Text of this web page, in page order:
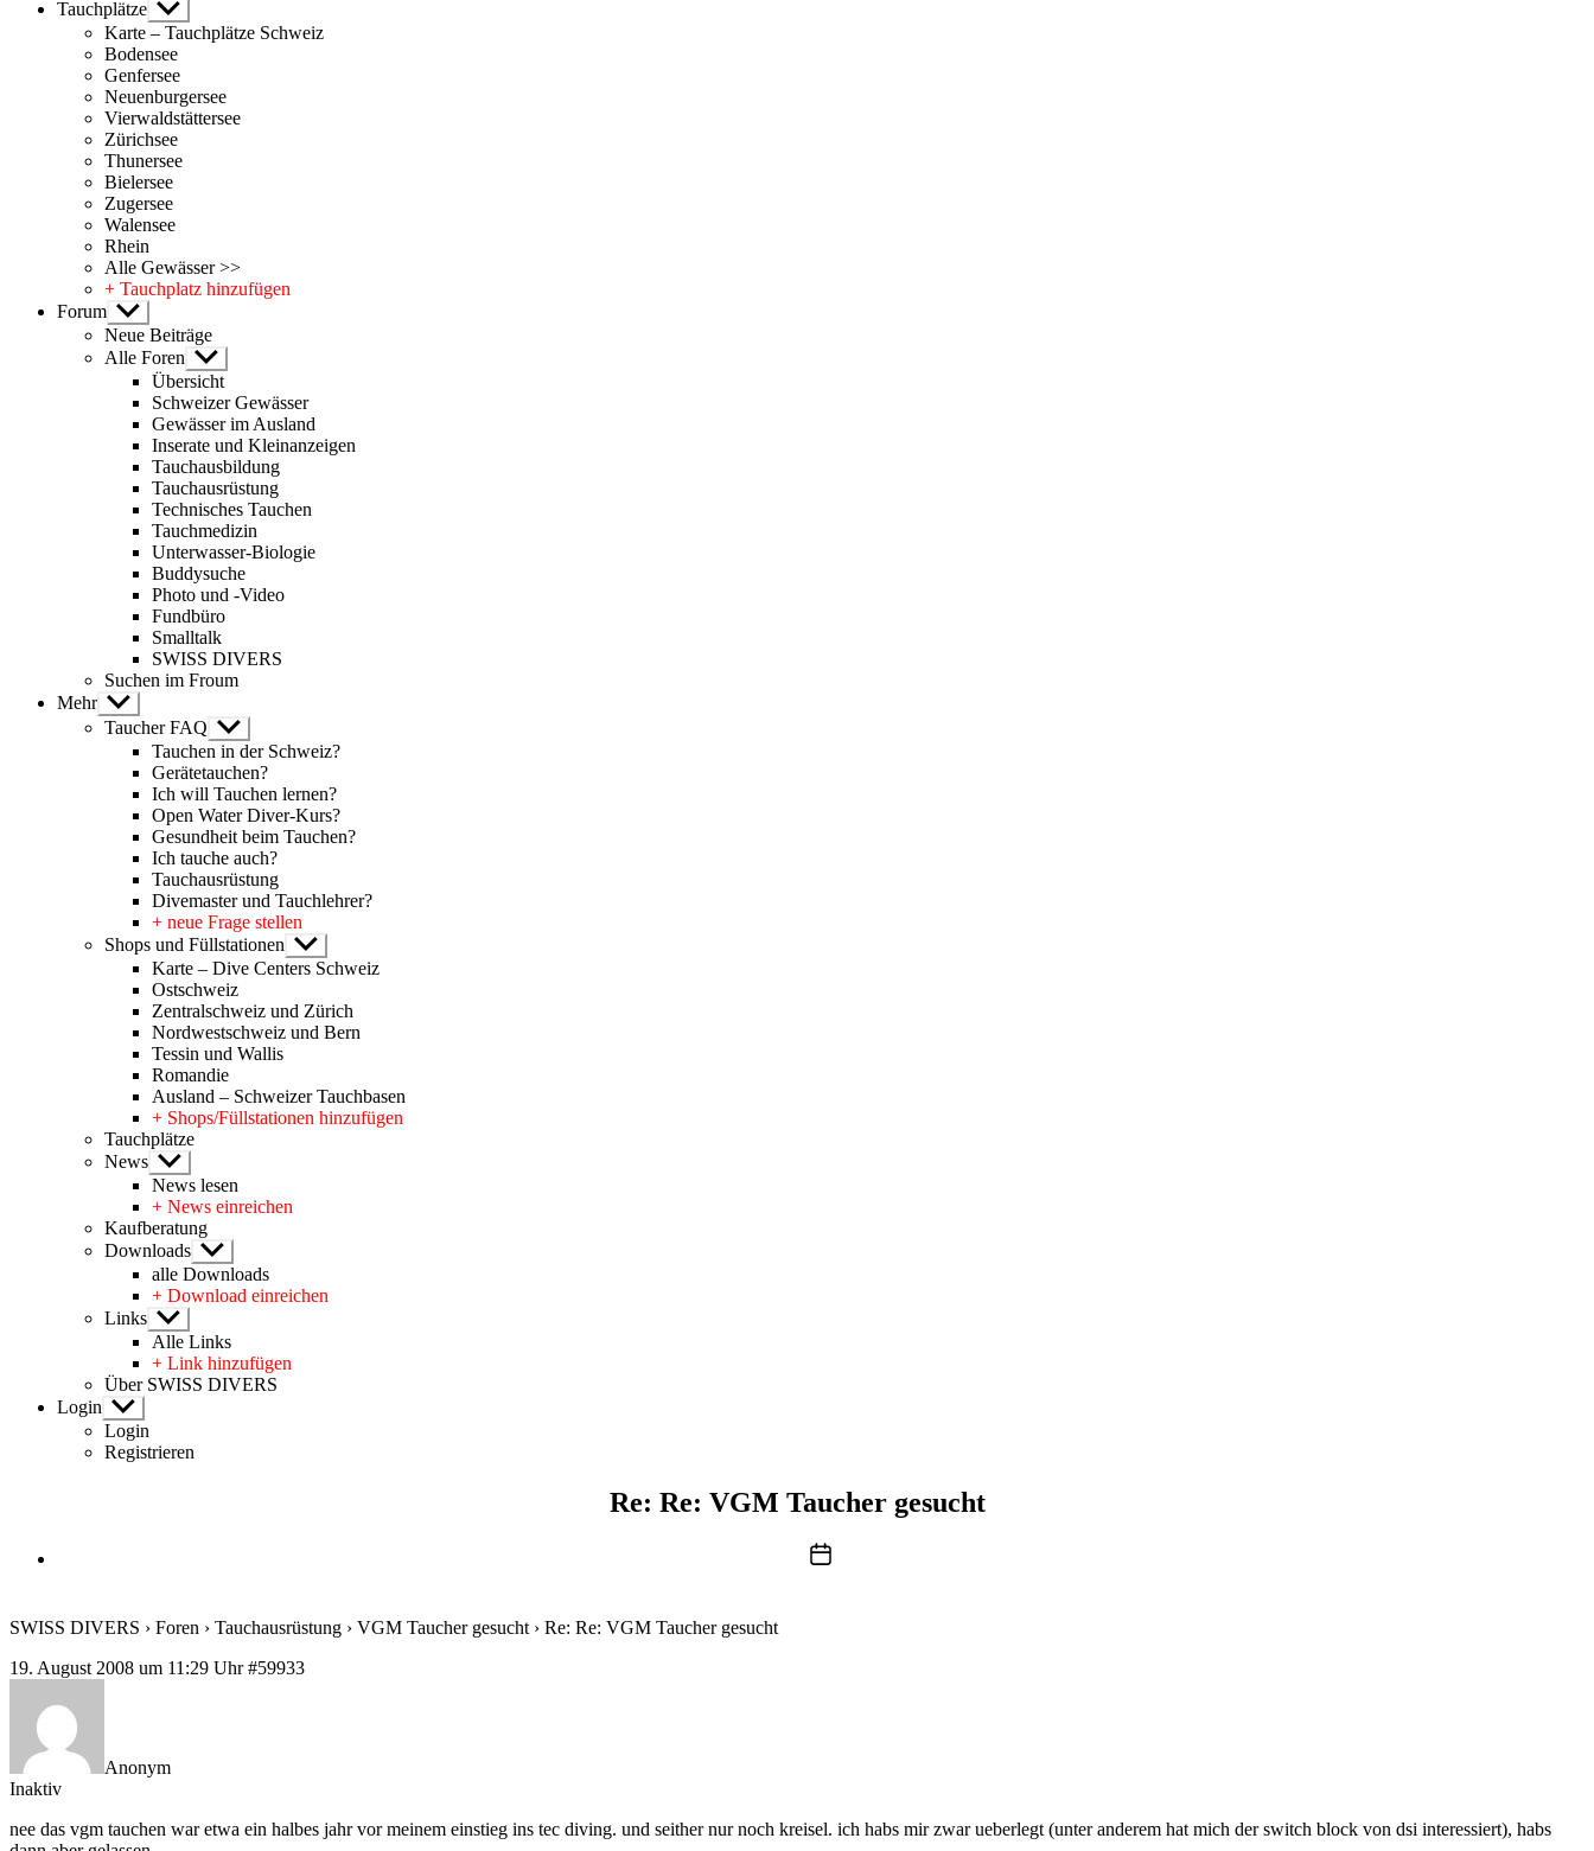
Tauchplätze Untermenü
anzeigen
Karte – Tauchplätze Schweiz
Bodensee
Genfersee
Neuenburgersee
Vierwaldstättersee
Zürichsee
Thunersee
Bielersee
Zugersee
Walensee
Rhein
Alle Gewässer >>
+ Tauchplatz hinzufügen
Forum Untermenü
anzeigen
Neue Beiträge
Alle Foren Untermenü
anzeigen
Übersicht
Schweizer Gewässer
Gewässer im Ausland
Inserate und Kleinanzeigen
Tauchausbildung
Tauchausrüstung
Technisches Tauchen
Tauchmedizin
Unterwasser-Biologie
Buddysuche
Photo und -Video
Fundbüro
Smalltalk
SWISS DIVERS
Suchen im Froum
Mehr Untermenü
anzeigen
Taucher FAQ Untermenü
anzeigen
Tauchen in der Schweiz?
Gerätetauchen?
Ich will Tauchen lernen?
Open Water Diver-Kurs?
Gesundheit beim Tauchen?
Ich tauche auch?
Tauchausrüstung
Divemaster und Tauchlehrer?
+ neue Frage stellen
Shops und Füllstationen Untermenü
anzeigen
Karte – Dive Centers Schweiz
Ostschweiz
Zentralschweiz und Zürich
Nordwestschweiz und Bern
Tessin und Wallis
Romandie
Ausland – Schweizer Tauchbasen
+ Shops/Füllstationen hinzufügen
Tauchplätze
News Untermenü
anzeigen
News lesen
+ News einreichen
Kaufberatung
Downloads Untermenü
anzeigen
alle Downloads
+ Download einreichen
Links Untermenü
anzeigen
Alle Links
+ Link hinzufügen
Über SWISS DIVERS
Login Untermenü
anzeigen
Login
Registrieren
Re: Re: VGM Taucher gesucht
Beitragsdatum
SWISS DIVERS › Foren › Tauchausrüstung › VGM Taucher gesucht › Re: Re: VGM Taucher gesucht
19. August 2008 um 11:29 Uhr #59933
Anonym
Inaktiv
nee das vgm tauchen war etwa ein halbes jahr vor meinem einstieg ins tec diving. und seither nur noch kreisel. ich habs mir zwar ueberlegt (unter anderem hat mich der switch block von dsi interessiert), habs